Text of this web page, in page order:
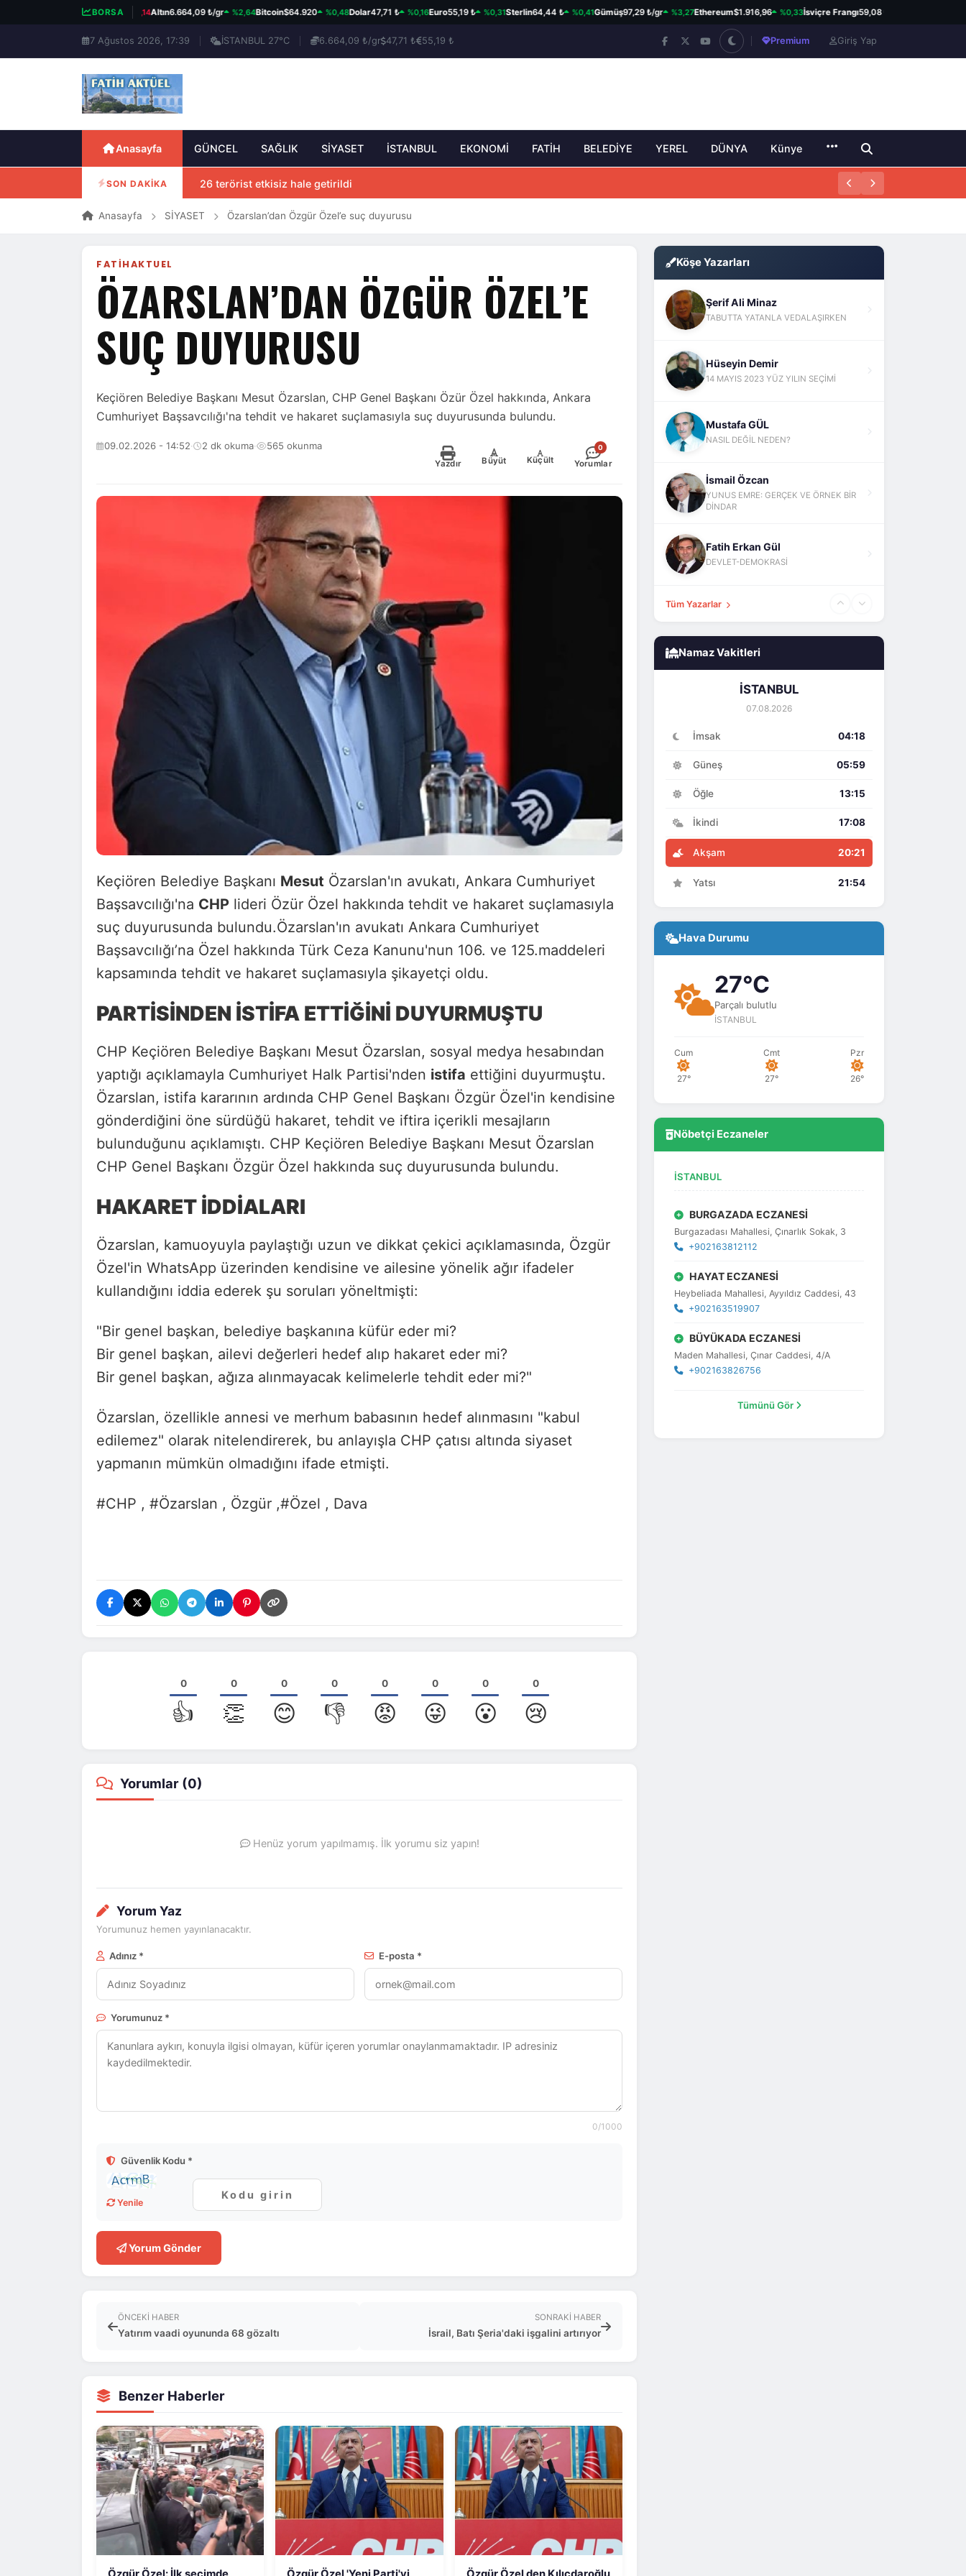
BORSA
13.779,39 %0,14 Altın6.664,09 ₺/gr %2,64Bitcoin$64.920 %0,48Dolar47,71 ₺ %0,16Euro55,19 ₺ %0,31Sterlin64,44 ₺ %0,41Gümüş97,29 ₺/gr %3,27Ethereum$1.916,96 %0,33İsviçre Frangı59,08 ₺ %0,82
7 Ağustos 2026, 17:39 İSTANBUL 27°C 6.664,09 ₺/gr 47,71 ₺ 55,19 ₺ Premium Giriş Yap
Anasayfa GÜNCEL SAĞLIK SİYASET İSTANBUL EKONOMİ FATİH BELEDİYE YEREL DÜNYA Künye
SON DAKİKA 26 terörist etkisiz hale getirildi
Anasayfa SİYASET Özarslan’dan Özgür Özel’e suç duyurusu
FATIHAKTUEL
ÖZARSLAN’DAN ÖZGÜR ÖZEL’E
SUÇ DUYURUSU
Keçiören Belediye Başkanı Mesut Özarslan, CHP Genel Başkanı Özür Özel hakkında, Ankara
Cumhuriyet Başsavcılığı'na tehdit ve hakaret suçlamasıyla suç duyurusunda bulundu.
09.02.2026 - 14:52· 2 dk okuma· 565 okunma
Yazdır
+
Büyüt
-
Küçült
0
Yorumlar
Keçiören Belediye Başkanı Mesut Özarslan'ın avukatı, Ankara Cumhuriyet
Başsavcılığı'na CHP lideri Özür Özel hakkında tehdit ve hakaret suçlamasıyla
suç duyurusunda bulundu.Özarslan'ın avukatı Ankara Cumhuriyet
Başsavcılığı’na Özel hakkında Türk Ceza Kanunu'nun 106. ve 125.maddeleri
kapsamında tehdit ve hakaret suçlamasıyla şikayetçi oldu.
PARTİSİNDEN İSTİFA ETTİĞİNİ DUYURMUŞTU
CHP Keçiören Belediye Başkanı Mesut Özarslan, sosyal medya hesabından
yaptığı açıklamayla Cumhuriyet Halk Partisi'nden istifa ettiğini duyurmuştu.
Özarslan, istifa kararının ardında CHP Genel Başkanı Özgür Özel'in kendisine
gönderdiğini öne sürdüğü hakaret, tehdit ve iftira içerikli mesajların
bulunduğunu açıklamıştı. CHP Keçiören Belediye Başkanı Mesut Özarslan
CHP Genel Başkanı Özgür Özel hakkında suç duyurusunda bulundu.
HAKARET İDDİALARI
Özarslan, kamuoyuyla paylaştığı uzun ve dikkat çekici açıklamasında, Özgür
Özel'in WhatsApp üzerinden kendisine ve ailesine yönelik ağır ifadeler
kullandığını iddia ederek şu soruları yöneltmişti:
"Bir genel başkan, belediye başkanına küfür eder mi?
Bir genel başkan, ailevi değerleri hedef alıp hakaret eder mi?
Bir genel başkan, ağıza alınmayacak kelimelerle tehdit eder mi?"
Özarslan, özellikle annesi ve merhum babasının hedef alınmasını "kabul
edilemez" olarak nitelendirerek, bu anlayışla CHP çatısı altında siyaset
yapmanın mümkün olmadığını ifade etmişti.
#CHP , #Özarslan , Özgür ,#Özel , Dava
0
👍
0
👏
0
😊
0
👎
0
😡
0
😜
0
😮
0
😢
Yorumlar (0)
Henüz yorum yapılmamış. İlk yorumu siz yapın!
Yorum Yaz
Yorumunuz hemen yayınlanacaktır.
Adınız * E-posta *
Yorumunuz *
0/1000
Güvenlik Kodu *
Yenile
Yorum Gönder
ÖNCEKI HABER
Yatırım vaadi oyununda 68 gözaltı
SONRAKI HABER
İsrail, Batı Şeria'daki işgalini artırıyor
Benzer Haberler
Köşe Yazarları
Şerif Ali Minaz
TABUTTA YATANLA VEDALAŞIRKEN
Hüseyin Demir
14 MAYIS 2023 YÜZ YILIN SEÇİMİ
Mustafa GÜL
NASIL DEĞİL NEDEN?
İsmail Özcan
YUNUS EMRE: GERÇEK VE ÖRNEK BİR
DİNDAR
Fatih Erkan Gül
DEVLET-DEMOKRASİ
Tüm Yazarlar
Namaz Vakitleri
İSTANBUL
07.08.2026
İmsak 04:18
Güneş 05:59
Öğle 13:15
İkindi 17:08
Akşam 20:21
Yatsı 21:54
Hava Durumu
27°C
Parçalı bulutlu
İSTANBUL
Cum
27°
Cmt
27°
Pzr
26°
Nöbetçi Eczaneler
İSTANBUL
BURGAZADA ECZANESİ
Burgazadası Mahallesi, Çınarlık Sokak, 3
+902163812112
HAYAT ECZANESİ
Heybeliada Mahallesi, Ayyıldız Caddesi, 43
+902163519907
BÜYÜKADA ECZANESİ
Maden Mahallesi, Çınar Caddesi, 4/A
+902163826756
Tümünü Gör